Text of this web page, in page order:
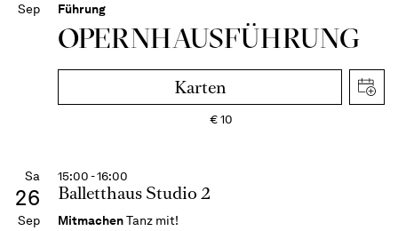
Sep Führung
OPERN­HAUS­FÜH­RUNG
Karten
€10
Sa
26
Sep
15:00 - 16:00
Balletthaus Studio 2
MitmachenTanz mit!